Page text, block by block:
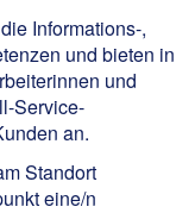
Informations-,
und bieten in
und
Service-
an.
Standort
eine/n